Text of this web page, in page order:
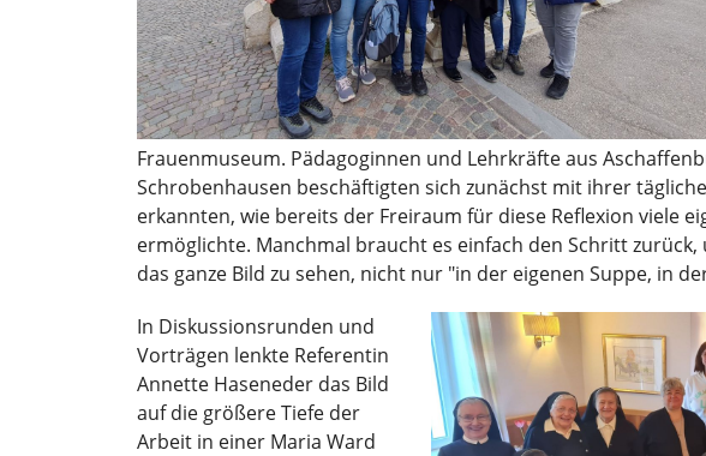
Frauenmuseum. Pädagoginnen und Lehrkräfte aus
Schrobenhausen beschäftigten sich zunächst mit ihrer
erkannten, wie bereits der Freiraum für diese Reflexion viele
ermöglichte. Manchmal braucht es einfach den Schritt
das ganze Bild zu sehen, nicht nur "in der eigenen Suppe, in
In Diskussionsrunden und
Vorträgen lenkte Referentin
Annette Haseneder das Bild
auf die größere Tiefe der
Arbeit in einer Maria Ward